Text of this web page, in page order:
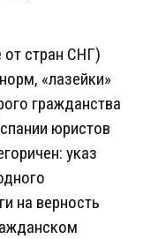
стран СНГ)
«лазейки»
гражданства
юристов
указ
на верность